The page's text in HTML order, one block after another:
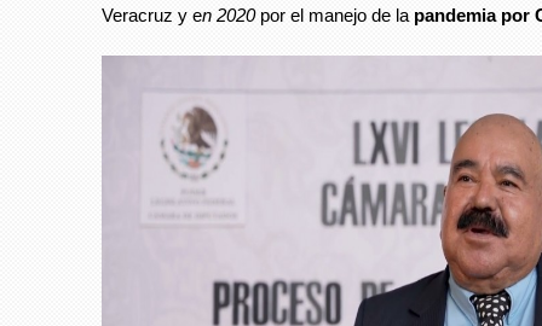
Veracruz y en 2020por el manejo de la pandemia por